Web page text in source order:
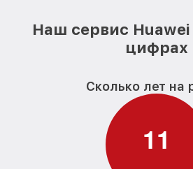
Ремонт кнопки планшета Huawei
Наш сервис
цифрах
Сколько лет на
11